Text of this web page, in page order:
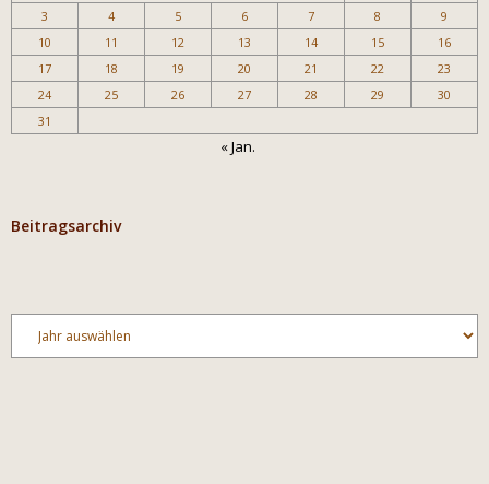
3
4 5 6 7 8
9
10
11 12 13 14 15
16
17
18 19 20 21 22
23
24
25 26 27 28 29
30
31
« Jan.
Beitragsarchiv
Archiv